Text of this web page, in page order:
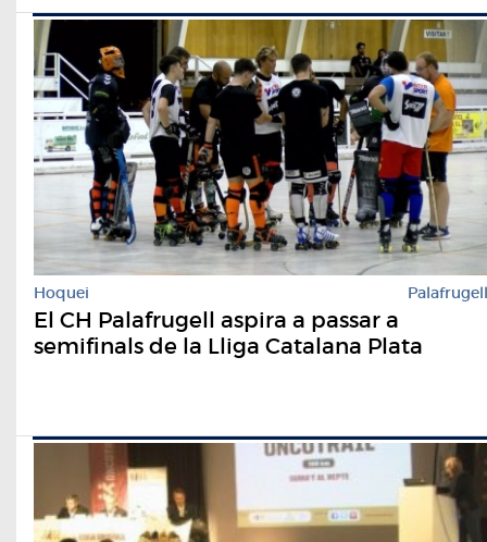
Hoquei Palafrugell
El CH Palafrugell aspira a passar a
semifinals de la Lliga Catalana Plata